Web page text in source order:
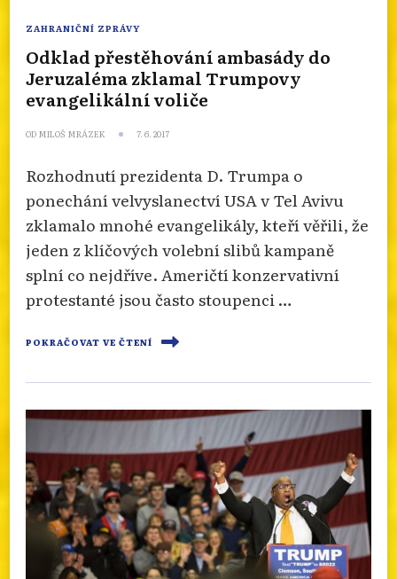
ZAHRANIČNÍ ZPRÁVY
Odklad přestěhování ambasády do
Jeruzaléma zklamal Trumpovy
evangelikální voliče
OD MILOŠ MRÁZEK 7. 6. 2017
Rozhodnutí prezidenta D. Trumpa o
ponechání velvyslanectví USA v Tel Avivu
zklamalo mnohé evangelikály, kteří věřili, že
jeden z klíčových volební slibů kampaně
splní co nejdříve. Američtí konzervativní
protestanté jsou často stoupenci …
POKRAČOVAT VE ČTENÍ